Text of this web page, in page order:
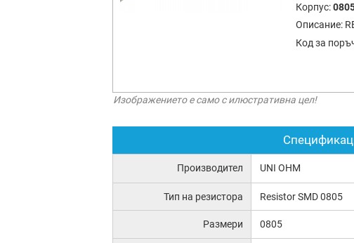
Корпус:
Описание:
Код за
Изображението е само с илюстративна цел!
Производител UNI OHM
Тип на резистора Resistor SMD 0805
Размери 0805